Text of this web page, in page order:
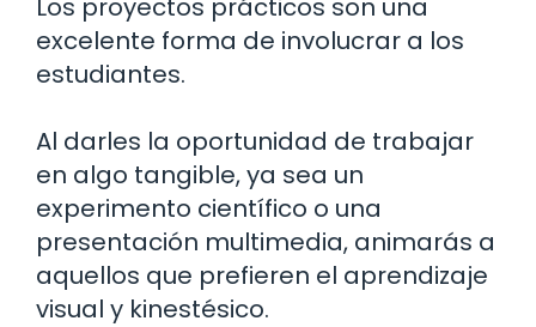
Los proyectos prácticos son una
excelente forma de involucrar a los
estudiantes.
Al darles la oportunidad de trabajar
en algo tangible, ya sea un
experimento científico o una
presentación multimedia, animarás a
aquellos que prefieren el aprendizaje
visual y kinestésico.